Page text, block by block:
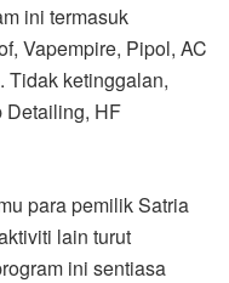
ini termasuk
Vapempire, Pipol, AC
Tidak ketinggalan,
Detailing, HF
para pemilik Satria
lain turut
ini sentiasa